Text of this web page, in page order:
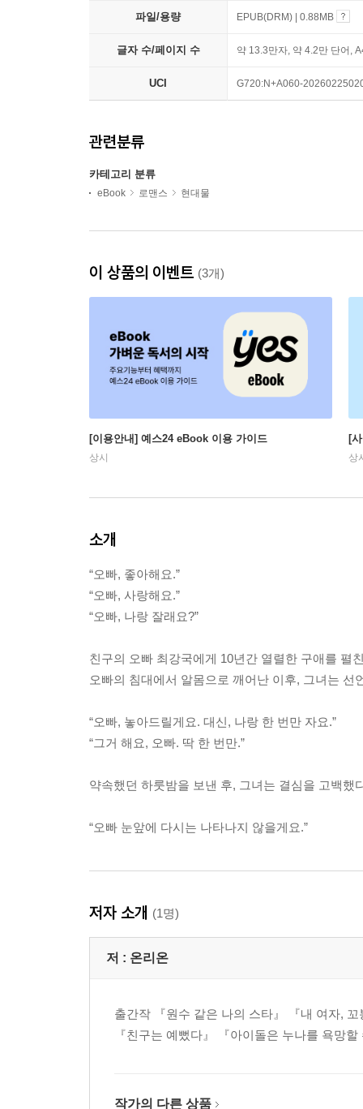
파일/용량 EPUB(DRM) | 0.88MB
글자 수/페이지 수 약 13.3만자, 약 4.2만 단어,
UCI G720:N+A060-
관련분류
카테고리 분류
eBook 로맨스 현대물
이 상품의 이벤트 (3개)
[이용안내] 예스24 eBook 이용 가이드
상시
[
상
소개
“오빠, 좋아해요.”
“오빠, 사랑해요.”
“오빠, 나랑 잘래요?”
친구의 오빠 최강국에게 10년간 열렬한 구애를 펼
오빠의 침대에서 알몸으로 깨어난 이후, 그녀는 선
“오빠, 놓아드릴게요. 대신, 나랑 한 번만 자요.”
“그거 해요, 오빠. 딱 한 번만.”
약속했던 하룻밤을 보낸 후, 그녀는 결심을 고백했
“오빠 눈앞에 다시는 나타나지 않을게요.”
저자 소개 (1명)
저 : 온리온
출간작 『원수 같은 나의 스타』 『내 여자,
『친구는 예뻤다』 『아이돌은 누나를 욕망할
작가의 다른 상품